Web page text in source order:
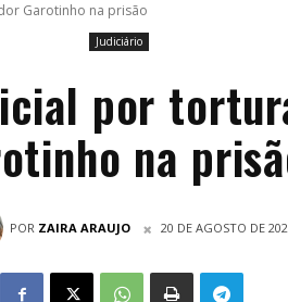
Garotinho na prisão
Judiciário
por
na
POR ZAIRA ARAUJO 20 DE AGOSTO DE